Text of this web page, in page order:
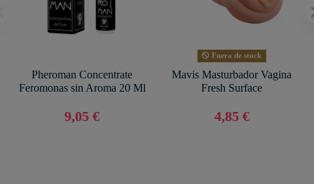
Pheroman Concentrate
Feromonas sin Aroma 20 Ml
9,05 €
Fuera de stock
Mavis Masturbador Vagina
Fresh Surface
4,85 €